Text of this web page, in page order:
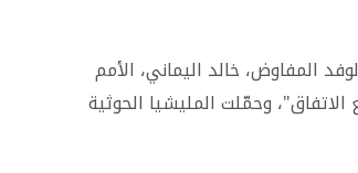
المفاوض، خالد اليماني، الأمم
وحمّلت المليشيا الحوثية